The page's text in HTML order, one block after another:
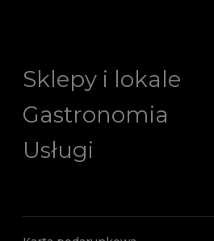
Sklepy i lokale
Gastronomia
Usługi